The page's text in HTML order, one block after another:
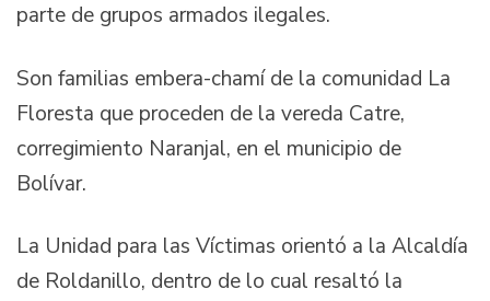
parte de grupos armados ilegales.
Son familias embera-chamí de la comunidad La
Floresta que proceden de la vereda Catre,
corregimiento Naranjal, en el municipio de
Bolívar.
La Unidad para las Víctimas orientó a la Alcaldía
de Roldanillo, dentro de lo cual resaltó la